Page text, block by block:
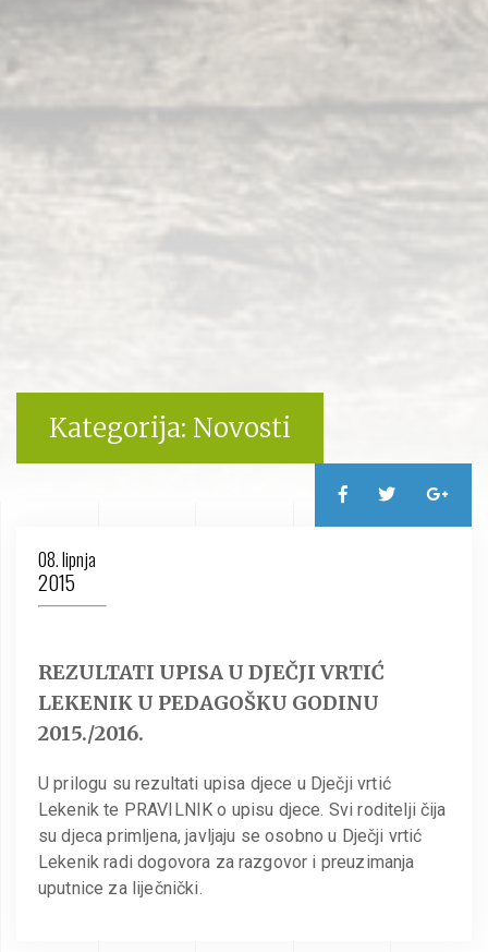
Kategorija: Novosti
08. lipnja
2015
REZULTATI UPISA U DJEČJI VRTIĆ
LEKENIK U PEDAGOŠKU GODINU
2015./2016.
U prilogu su rezultati upisa djece u Dječji vrtić
Lekenik te PRAVILNIK o upisu djece. Svi roditelji čija
su djeca primljena, javljaju se osobno u Dječji vrtić
Lekenik radi dogovora za razgovor i preuzimanja
uputnice za liječnički.